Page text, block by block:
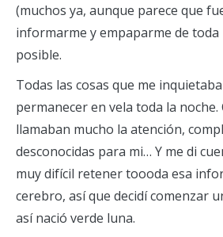
(muchos ya, aunque parece que
informarme y empaparme de
posible.
Todas las cosas que me
permanecer en vela toda la noche.
llamaban mucho la atención,
desconocidas para mi… Y me di
muy difícil retener toooda esa
cerebro, así que decidí comenzar
así nació verde luna.